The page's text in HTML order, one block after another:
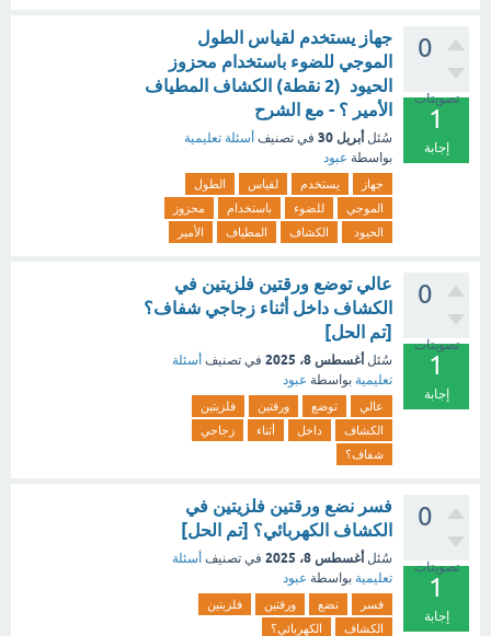
0
تصويتات
1
إجابة
جهاز يستخدم لقياس الطول
الموجي للضوء باستخدام محزوز
الحيود (2 نقطة) الكشاف المطياف
الأمير ؟ - مع الشرح
سُئل أبريل 30 في تصنيف أسئلة تعليمية
بواسطة عبود
جهاز يستخدم لقياس
الطول
الموجي
للضوء باستخدام
محزوز
الحيود
الكشاف المطياف الأمير
0
تصويتات
1
إجابة
عالي توضع ورقتين فلزيتين في
الكشاف داخل أثناء زجاجي شفاف؟
[تم الحل]
سُئل أغسطس 8، 2025 في تصنيف أسئلة
تعليمية بواسطة عبود
عالي توضع ورقتين
فلزيتين
الكشاف
داخل أثناء
زجاجي
شفاف؟
0
تصويتات
1
إجابة
فسر نضع ورقتين فلزيتين في
الكشاف الكهربائي؟ [تم الحل]
سُئل أغسطس 8، 2025 في تصنيف أسئلة
تعليمية بواسطة عبود
فسر نضع ورقتين
فلزيتين
الكشاف
الكهربائي؟